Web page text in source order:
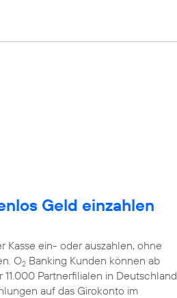
Geld einzahlen
Kasse ein- oder auszahlen, ohne
O2 Banking Kunden können ab
Partnerfilialen in Deutschland
auf das Girokonto im